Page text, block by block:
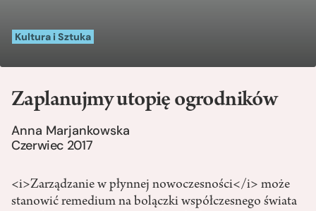
Kultura i Sztuka
Zaplanujmy utopię ogrodników
Anna Marjankowska
Czerwiec 2017
<i>Zarządzanie w płynnej nowoczesności</i> może
stanowić remedium na bolączki współczesnego świata